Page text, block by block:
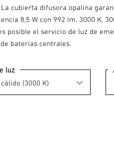
La cubierta difusora opalina
8,5 W con 992 lm. 3000 K,
posible el servicio de luz de
baterías centrales.
luz